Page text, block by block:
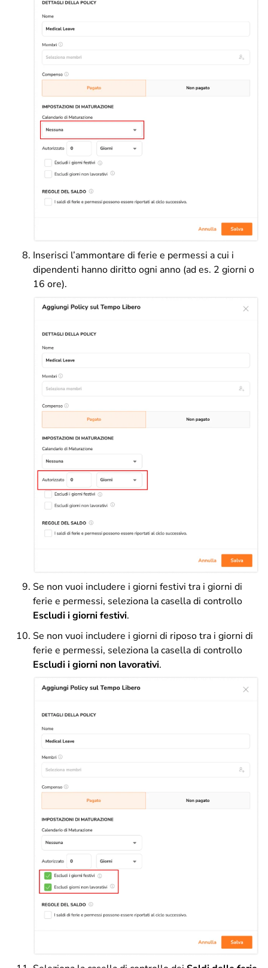
Inserisci l’ammontare di ferie e permessi a cui i
dipendenti hanno diritto ogni anno (ad es. 2 giorni o
16 ore).
Se non vuoi includere i giorni festivi tra i giorni di
ferie e permessi, seleziona la casella di controllo
Escludi i giorni festivi.
Se non vuoi includere i giorni di riposo tra i giorni di
ferie e permessi, seleziona la casella di controllo
Escludi i giorni non lavorativi.